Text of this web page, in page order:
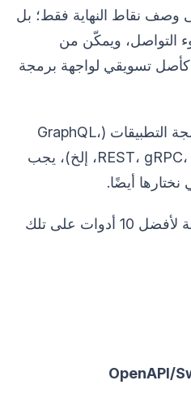
وصف نقاط النهاية فقط؛ بل
التواصل، ويمكّن من
كأصل تسويقي لواجهة برمجة
ومع نمو أنظمة واجهات برمجة التطبيقات (GraphQL،
REST، gRPC، Webhooks، Async APIs، إلخ)، يجب
نختارها أيضًا.
لهذا السبب تركز هذه القائمة لأفضل 10 أدوات على تلك